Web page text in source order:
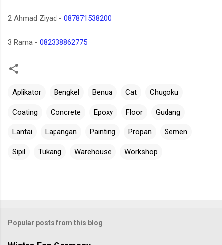
2 Ahmad Ziyad - 087871538200
3 Rama - 082338862775
Aplikator Bengkel Benua Cat Chugoku
Coating Concrete Epoxy Floor Gudang
Lantai Lapangan Painting Propan Semen
Sipil Tukang Warehouse Workshop
Popular posts from this blog